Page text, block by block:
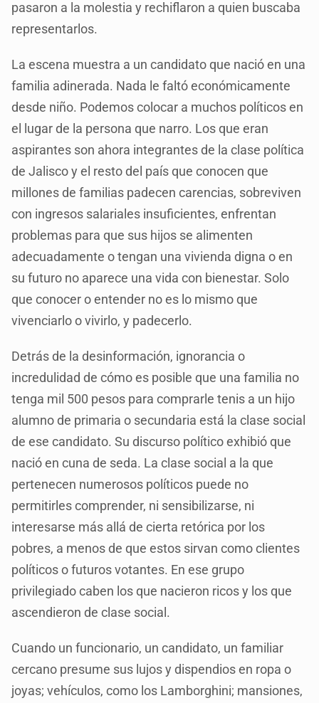
pasaron a la molestia y rechiflaron a quien buscaba
representarlos.
La escena muestra a un candidato que nació en una
familia adinerada. Nada le faltó económicamente
desde niño. Podemos colocar a muchos políticos en
el lugar de la persona que narro. Los que eran
aspirantes son ahora integrantes de la clase política
de Jalisco y el resto del país que conocen que
millones de familias padecen carencias, sobreviven
con ingresos salariales insuficientes, enfrentan
problemas para que sus hijos se alimenten
adecuadamente o tengan una vivienda digna o en
su futuro no aparece una vida con bienestar. Solo
que conocer o entender no es lo mismo que
vivenciarlo o vivirlo, y padecerlo.
Detrás de la desinformación, ignorancia o
incredulidad de cómo es posible que una familia no
tenga mil 500 pesos para comprarle tenis a un hijo
alumno de primaria o secundaria está la clase social
de ese candidato. Su discurso político exhibió que
nació en cuna de seda. La clase social a la que
pertenecen numerosos políticos puede no
permitirles comprender, ni sensibilizarse, ni
interesarse más allá de cierta retórica por los
pobres, a menos de que estos sirvan como clientes
políticos o futuros votantes. En ese grupo
privilegiado caben los que nacieron ricos y los que
ascendieron de clase social.
Cuando un funcionario, un candidato, un familiar
cercano presume sus lujos y dispendios en ropa o
joyas; vehículos, como los Lamborghini; mansiones,